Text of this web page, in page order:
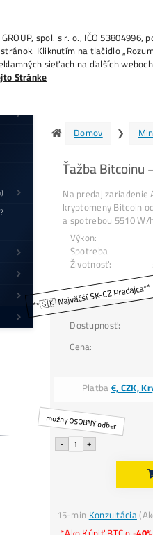
(+cenník)
Elektrina)
(ťažba / kúpa)
ZĽAVOU?
MM-PRO GROUP,
webových stránok.
naTejto Stránke